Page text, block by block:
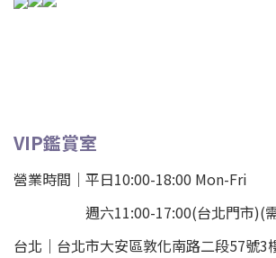
VIP鑑賞室
營業時間｜平日10:00-18:00 Mon-Fri
週六11:00-17:00(台北門市)(需
台北 ｜ 台北市大安區敦化南路二段57號3